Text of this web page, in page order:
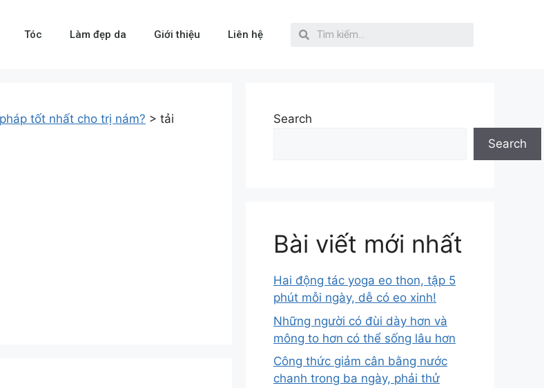
Tóc Làm đẹp da Giới thiệu Liên hệ
tốt nhất cho trị nám? > tải
Search
Search
Bài viết mới nhất
Hai động tác yoga eo thon, tập 5
phút mỗi ngày, dễ có eo xinh!
Những người có đùi dày hơn và
mông to hơn có thể sống lâu hơn
Công thức giảm cân bằng nước
chanh trong ba ngày, phải thử